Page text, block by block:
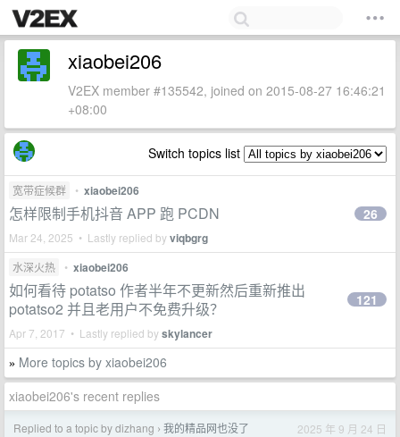
xiaobei206
V2EX member #135542, joined on 2015-08-27 16:46:21
+08:00
Switch topics list
宽带症候群 • xiaobei206
怎样限制手机抖音 APP 跑 PCDN
Mar 24, 2025 • Lastly replied byviqbgrg
26
水深火热 • xiaobei206
如何看待 potatso 作者半年不更新然后重新推出
potatso2 并且老用户不免费升级？
Apr 7, 2017 • Lastly replied byskylancer
121
» More topics by xiaobei206
xiaobei206's recent replies
Replied to a topic by dizhang › 我的精品网也没了 2025 年 9 月 24 日